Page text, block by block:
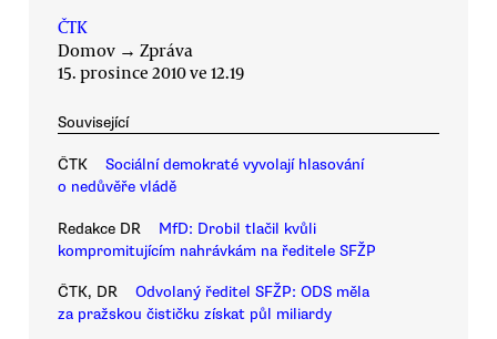
ČTK
Domov → Zpráva
15. prosince 2010 ve 12.19
Související
ČTK
Sociální demokraté vyvolají hlasování
o nedůvěře vládě
Redakce DR
MfD: Drobil tlačil kvůli
kompromitujícím nahrávkám na ředitele SFŽP
ČTK, DR
Odvolaný ředitel SFŽP: ODS měla
za pražskou čističku získat půl miliardy